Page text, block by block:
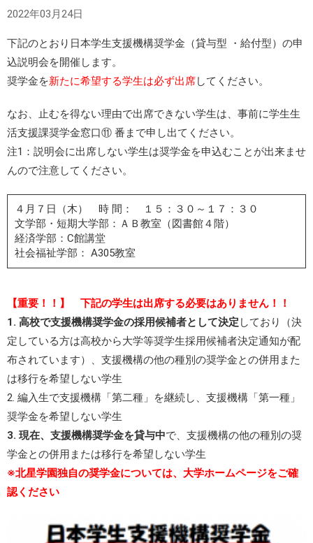
2022年03月24日
下記のとおり日本学生支援機構奨学金（貸与型 ・給付型）の申
込説明会を開催します。
奨学金を新たに希望する学生は必ず出席してください。
なお、止むを得ない理由で出席できない学生は、事前に学生生
活支援課奨学金窓口⑪ 番まで申し出てください。
注1：説明会に出席しない学生は奨学金を申込むことが出来ませ
んので注意してください。
４月７日（木） 時 間： １５：３０～１７：３０
文学部・短期大学部：ＡＢ教室（図書館４階）
経済学部：C館講堂
社会福祉学部： A305教室
【重要！！】 下記の学生は出席する必要はありません！！
1. 高校で支援機構奨学金の採用候補者として決定 しており（決
定している方は高校から大学等奨学生採用候補者決定通知が配
布されています）、支援機構の他の種別の奨学金との併用また
は移行を希望しない学生
2. 編入生で支援機構「第二種」を継続し、支援機構「第一種」
奨学金を希望しない学生
3. 現在、支援機構奨学金を貸与中で、支援機構の他の種別の奨
学金との併用または移行を希望しない学生
※北星学園独自の奨学金については、大学ホームページをご確
認ください